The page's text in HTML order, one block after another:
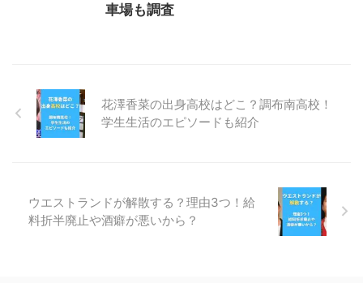
車場も調査
花澤香菜の出身高校はどこ？調布南高校！
学生生活のエピソードも紹介
ウエストランドが解散する？理由3つ！給
料折半廃止や酒癖が悪いから？